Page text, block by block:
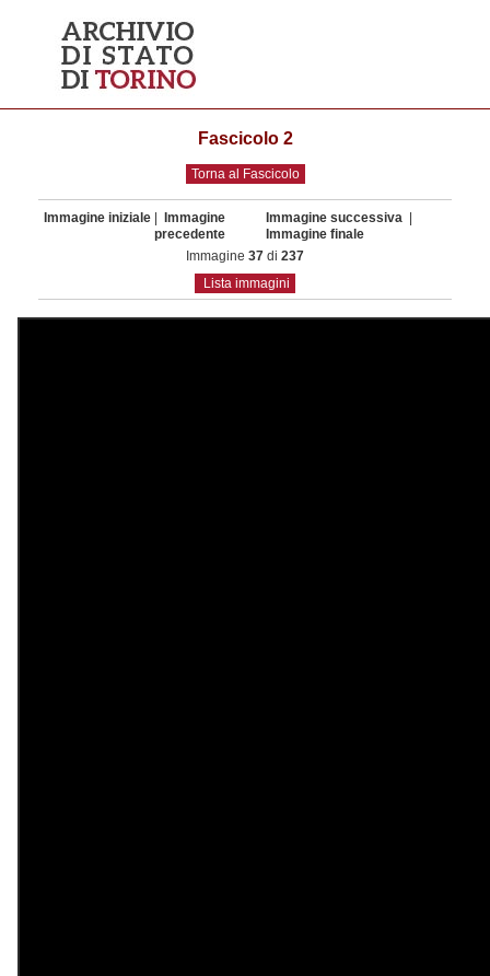
Fascicolo 2
Torna al Fascicolo
Immagine iniziale
Immagine
precedente
Immagine successiva
Immagine finale
Immagine 37 di 237
Lista immagini